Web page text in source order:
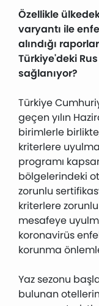
Özellikle
varyantı ile
alındığı
Türkiye'deki
sağlanıyor?
Türkiye
geçen yılın
birimlerle
kriterlere
programı
bölgelerindeki
zorunlu
kriterlere
mesafeye
koronavirüs
korunma
Yaz sezonu
bulunan